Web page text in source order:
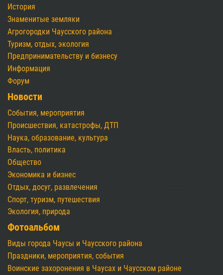
История
Знаменитые земляки
Агрогородки Чаусского района
Туризм, отдых, экология
Предпринимательству и бизнесу
Информация
Форум
Новости
События, мероприятия
Происшествия, катастрофы, ДТП
Наука, образование, культура
Власть, политика
Общество
Экономика и бизнес
Отдых, досуг, развлечения
Спорт, туризм, путешествия
Экология, природа
Фотоальбом
Виды города Чаусы и Чаусского района
Праздники, мероприятия, события
Воинские захоронения в Чаусах и Чаусском районе